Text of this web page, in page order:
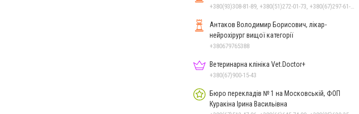
Антаков Володимир Борисович, лікар-
нейрохірург вищої категорії
+380679765388
Ветеринарна клініка Vet.Doctor+
+380(67)900-15-43
Бюро перекладів № 1 на Московській, ФОП
Куракіна Ірина Васильівна